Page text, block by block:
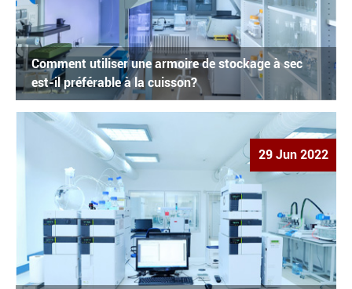
Comment utiliser une armoire de stockage à sec
est-il préférable à la cuisson?
29 Jun 2022